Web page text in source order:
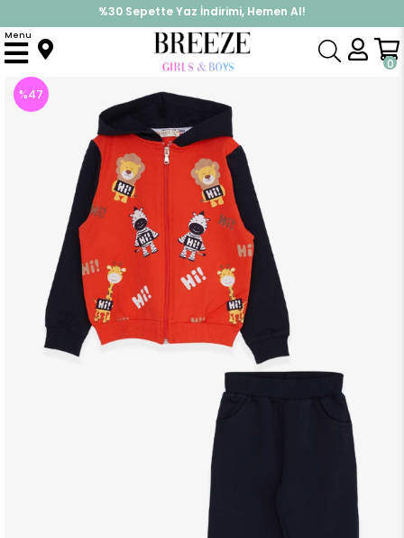
%30 Sepette Yaz İndirimi, Hemen Al!
İndirimlere ek %10 İndirimi Kap, Hemen Üye Ol!
0
Menu
Anasayfa Takımlar Eşofman Takımı
%47